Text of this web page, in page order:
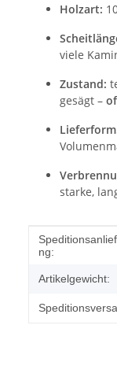
Holzart:
viele
Zustand:
gesägt –
starke,
Wert
ng:
Artikelgewicht: